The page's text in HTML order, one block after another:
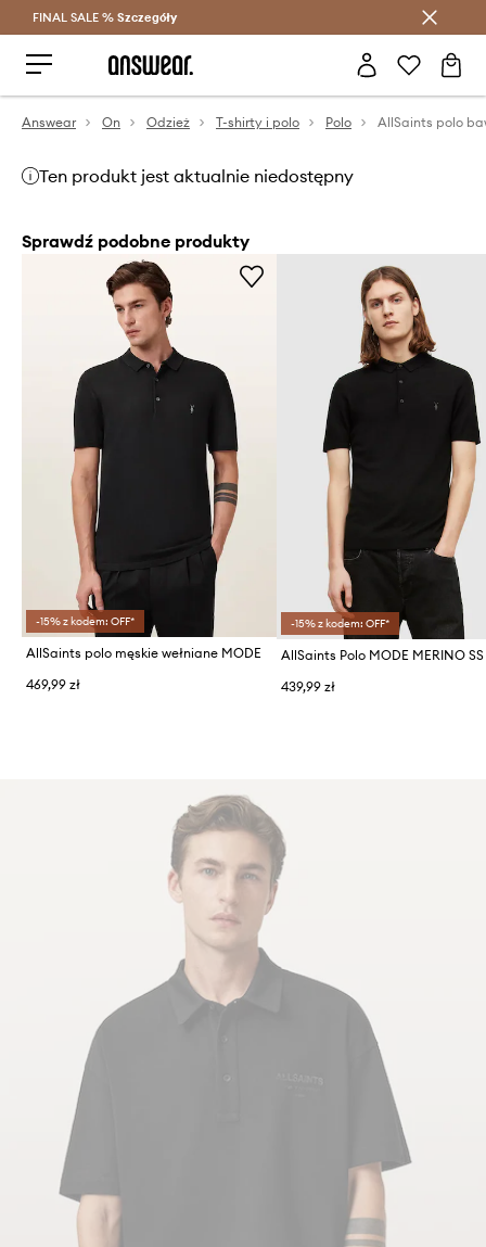
Oszczędzaj z Answear Club >
FINAL SALE % Szczegóły
Answear On Odzież T-shirty i polo Polo
Ten produkt jest aktualnie niedostępny
Sprawdź podobne produkty
-15% z kodem: OFF*
AllSaints polo męskie wełniane MODE
469,99 zł
-15% z kodem: OFF*
439,99 zł